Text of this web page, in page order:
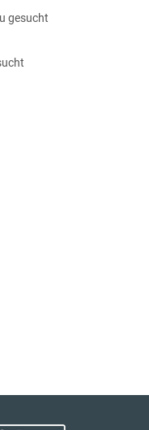
gesucht